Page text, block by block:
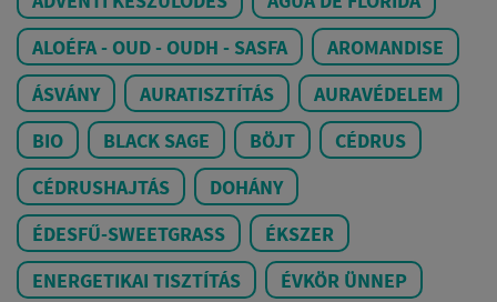
ALOÉFA - OUD - OUDH - SASFA
AROMANDISE
ÁSVÁNY
AURATISZTÍTÁS
AURAVÉDELEM
BIO
BLACK SAGE BÖJT
CÉDRUS
CÉDRUSHAJTÁS
DOHÁNY
ÉDESFŰ-SWEETGRASS
ÉKSZER
ENERGETIKAI TISZTÍTÁS
ÉVKÖR ÜNNEP